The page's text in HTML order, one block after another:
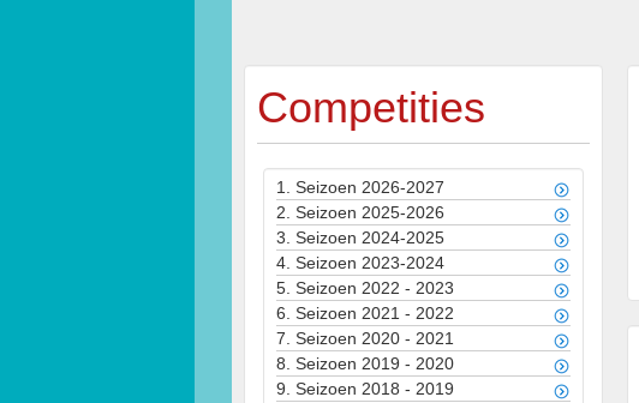
Competities
1. Seizoen 2026-2027
2. Seizoen 2025-2026
3. Seizoen 2024-2025
4. Seizoen 2023-2024
5. Seizoen 2022 - 2023
6. Seizoen 2021 - 2022
7. Seizoen 2020 - 2021
8. Seizoen 2019 - 2020
9. Seizoen 2018 - 2019